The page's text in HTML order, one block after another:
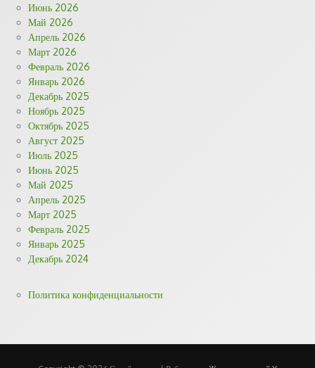
Июнь 2026
Май 2026
Апрель 2026
Март 2026
Февраль 2026
Январь 2026
Декабрь 2025
Ноябрь 2025
Октябрь 2025
Август 2025
Июль 2025
Июнь 2025
Май 2025
Апрель 2025
Март 2025
Февраль 2025
Январь 2025
Декабрь 2024
Политика конфиденциальности